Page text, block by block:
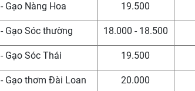
- Gạo Nàng Hoa 19.500
- Gạo Sóc thường 18.000 - 18.500
- Gạo Sóc Thái 19.500
- Gạo thơm Đài Loan 20.000